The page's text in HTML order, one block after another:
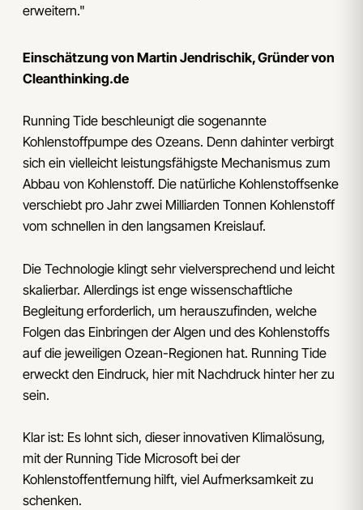
erweitern."
Einschätzung von Martin Jendrischik, Gründer von
Cleanthinking.de
Running Tide beschleunigt die sogenannte
Kohlenstoffpumpe des Ozeans. Denn dahinter verbirgt
sich ein vielleicht leistungsfähigste Mechanismus zum
Abbau von Kohlenstoff. Die natürliche Kohlenstoffsenke
verschiebt pro Jahr zwei Milliarden Tonnen Kohlenstoff
vom schnellen in den langsamen Kreislauf.
Die Technologie klingt sehr vielversprechend und leicht
skalierbar. Allerdings ist enge wissenschaftliche
Begleitung erforderlich, um herauszufinden, welche
Folgen das Einbringen der Algen und des Kohlenstoffs
auf die jeweiligen Ozean-Regionen hat. Running Tide
erweckt den Eindruck, hier mit Nachdruck hinter her zu
sein.
Klar ist: Es lohnt sich, dieser innovativen Klimalösung,
mit der Running Tide Microsoft bei der
Kohlenstoffentfernung hilft, viel Aufmerksamkeit zu
schenken.